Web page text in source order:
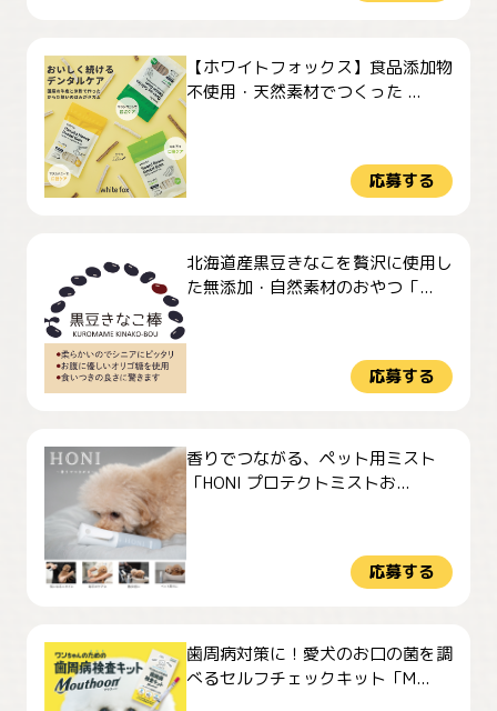
【ホワイトフォックス】食品添加物
不使用・天然素材でつくった ...
応募する
北海道産黒豆きなこを贅沢に使用し
た無添加・自然素材のおやつ「...
応募する
香りでつながる、ペット用ミスト
「HONI プロテクトミストお...
応募する
歯周病対策に！愛犬のお口の菌を調
べるセルフチェックキット「M...